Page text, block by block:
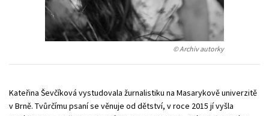
© Archiv autorky
Kateřina Ševčíková vystudovala žurnalistiku na Masarykově univerzitě
v Brně. Tvůrčímu psaní se věnuje od dětství, v roce 2015 jí vyšla